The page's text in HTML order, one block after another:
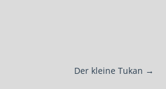
Der kleine Tukan →